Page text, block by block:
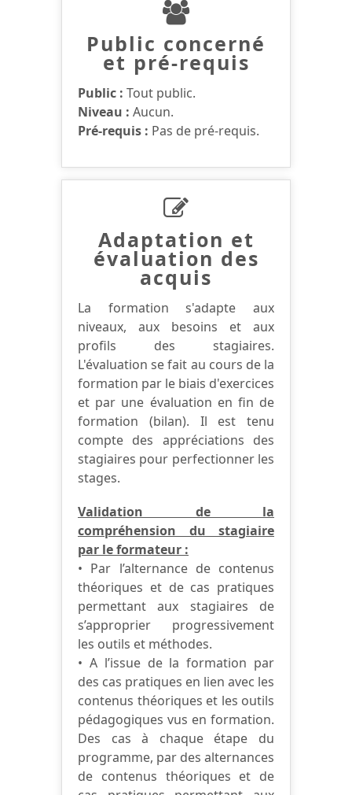
Public concerné
et pré-requis
Public : Tout public.
Niveau : Aucun.
Pré-requis : Pas de pré-requis.
Adaptation et
évaluation des
acquis
La formation s'adapte aux
niveaux, aux besoins et aux
profils des stagiaires.
L'évaluation se fait au cours de la
formation par le biais d'exercices
et par une évaluation en fin de
formation (bilan). Il est tenu
compte des appréciations des
stagiaires pour perfectionner les
stages.
Validation de la
compréhension du stagiaire
par le formateur :
• Par l’alternance de contenus
théoriques et de cas pratiques
permettant aux stagiaires de
s’approprier progressivement
les outils et méthodes.
• A l’issue de la formation par
des cas pratiques en lien avec les
contenus théoriques et les outils
pédagogiques vus en formation.
Des cas à chaque étape du
programme, par des alternances
de contenus théoriques et de